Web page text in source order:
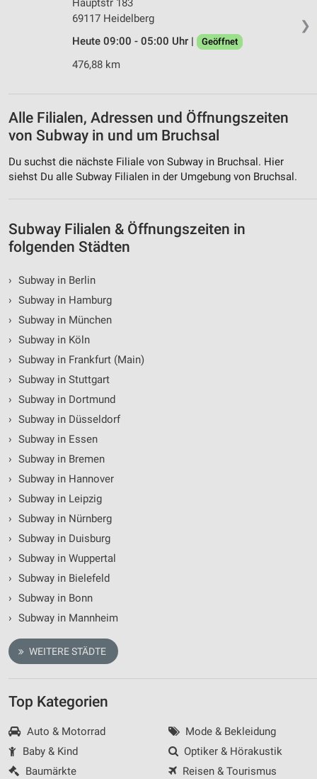
❯
Hauptstr 183
69117 Heidelberg
Heute 09:00 - 05:00 Uhr |
Geöffnet
476,88 km
Alle Filialen, Adressen und Öffnungszeiten
von Subway in und um Bruchsal
Du suchst die nächste Filiale von Subway in Bruchsal. Hier
siehst Du alle Subway Filialen in der Umgebung von Bruchsal.
Subway Filialen & Öffnungszeiten in
folgenden Städten
› Subway in Berlin
› Subway in Hamburg
› Subway in München
› Subway in Köln
› Subway in Frankfurt (Main)
› Subway in Stuttgart
› Subway in Dortmund
› Subway in Düsseldorf
› Subway in Essen
› Subway in Bremen
› Subway in Hannover
› Subway in Leipzig
› Subway in Nürnberg
› Subway in Duisburg
› Subway in Wuppertal
› Subway in Bielefeld
› Subway in Bonn
› Subway in Mannheim
WEITERE STÄDTE
Top Kategorien
Auto & Motorrad
Baby & Kind
Baumärkte
Mode & Bekleidung
Optiker & Hörakustik
Reisen & Tourismus